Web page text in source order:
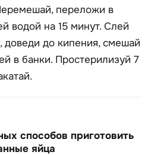
переложи в
водой на 15 минут. Слей
доведи до кипения, смешай
в банки. Простерилизуй 7
способов приготовить
яйца